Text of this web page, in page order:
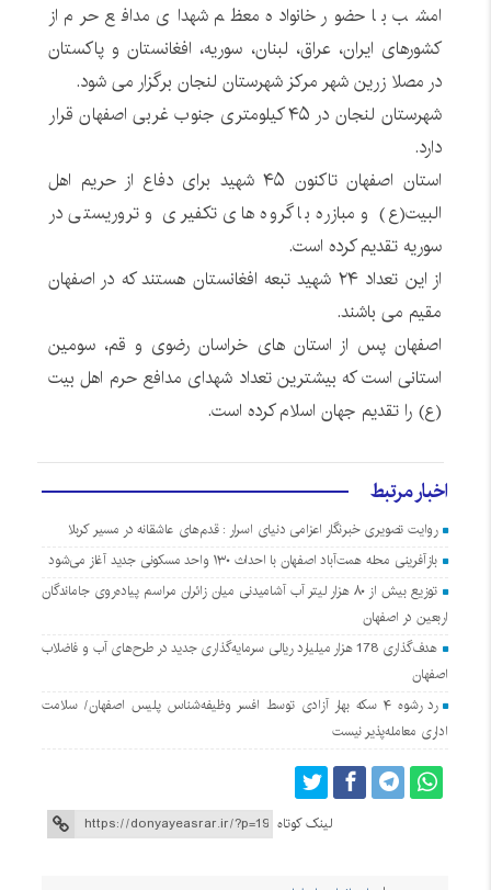
امشب با حضور خانواده معظم شهدای مدافع حرم از
کشورهای ایران، عراق، لبنان، سوریه، افغانستان و پاکستان
در مصلا زرین شهر مرکز شهرستان لنجان برگزار می شود.
شهرستان لنجان در ۴۵ کیلومتری جنوب غربی اصفهان قرار
دارد.
استان اصفهان تاکنون ۴۵ شهید برای دفاع از حریم اهل
البیت(ع) و مبازره با گروه های تکفیری و تروریستی در
سوریه تقدیم کرده است.
از این تعداد ۲۴ شهید تبعه افغانستان هستند که در اصفهان
مقیم می باشند.
اصفهان پس از استان‌ های خراسان‌ رضوی و قم، سومین
استانی است که بیشترین تعداد شهدای مدافع حرم اهل بیت
(ع) را تقدیم جهان اسلام کرده است.
اخبار مرتبط
روایت تصویری خبرنگار اعزامی دنیای اسرار : قدم‌های عاشقانه در مسیر کربلا
بازآفرینی محله همت‌آباد اصفهان با احداث ۱۳۰ واحد مسکونی جدید آغاز می‌شود
توزیع بیش از ۸۰ هزار لیتر آب آشامیدنی میان زائران مراسم پیاده‌روی جاماندگان
اربعین در اصفهان
هدف‌گذاری 178 هزار میلیارد ریالی سرمایه‌گذاری جدید در طرح‌های آب و فاضلاب
اصفهان
رد رشوه ۴ سکه بهار آزادی توسط افسر وظیفه‌شناس پلیس اصفهان/ سلامت
اداری معامله‌پذیر نیست
لینک کوتاه